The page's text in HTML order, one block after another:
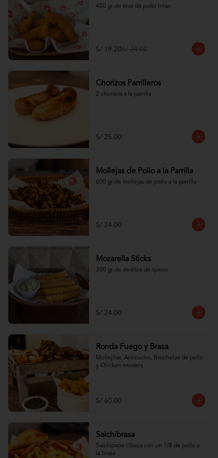
400 gr de tiras de pollo fritas
S/ 19.20S/ 24.00
Chorizos Parrilleros
2 chorizos a la parrilla
S/ 25.00
Mollejas de Pollo a la Parrilla
600 gr de mollejas de pollo a la parrilla
S/ 24.00
Mozarella Sticks
300 gr de deditos de queso
S/ 24.00
Ronda Fuego y Brasa
Mollejitas, Anticucho, Brochetas de pollo
y Chicken tenders
S/ 60.00
Salchibrasa
Salchipapa clásica con un 1/8 de pollo a
la brasa